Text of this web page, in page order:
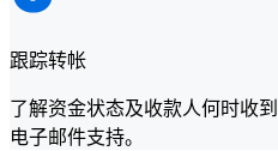
跟踪转帐
了解资金状态及收款人何时收
电子邮件支持。